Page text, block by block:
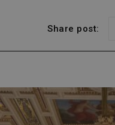
Share post: